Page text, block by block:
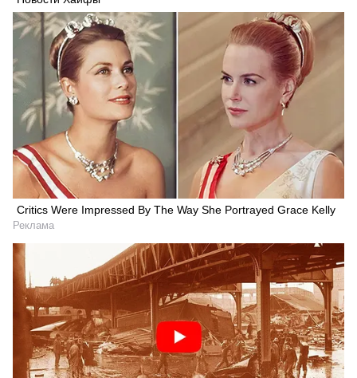
Critics Were Impressed By The Way She Portrayed Grace Kelly
Реклама